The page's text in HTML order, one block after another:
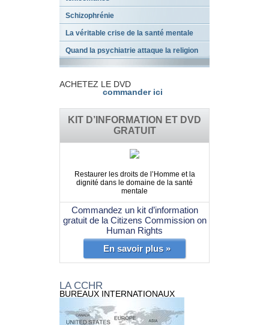
Schizophrénie
La véritable crise de la santé mentale
Quand la psychiatrie attaque la religion
ACHETEZ LE DVD
commander ici
KIT D’INFORMATION ET DVD
GRATUIT
Restaurer les droits de l’Homme et la
dignité dans le domaine de la santé
mentale
Commandez un kit d’information
gratuit de la Citizens Commission on
Human Rights
En savoir plus »
LA CCHR
BUREAUX INTERNATIONAUX